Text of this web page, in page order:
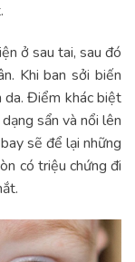
ở sau tai, sau đó
Khi ban sởi biến
Điểm khác biệt
sẩn và nổi lên
sẽ để lại những
có triệu chứng đi